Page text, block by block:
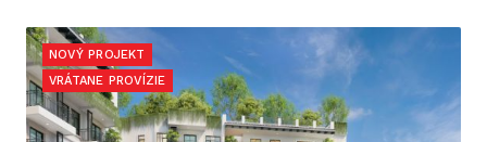
NOVÝ PROJEKT
VRÁTANE PROVÍZIE